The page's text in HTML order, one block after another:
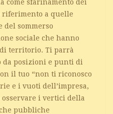
come sfarinamento dei
riferimento a quelle
del sommerso
sociale che hanno
territorio. Ti parrà
da posizioni e punti di
il tuo “non ti riconosco
e i vuoti dell’impresa,
osservare i vertici della
pubbliche